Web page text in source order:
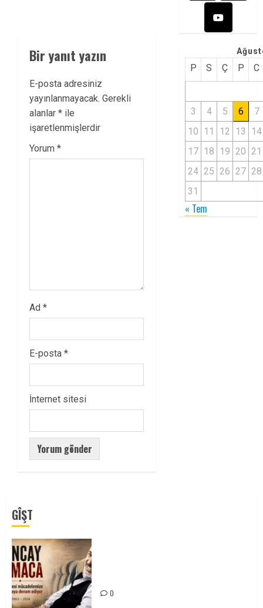
Bir yanıt yazın
E-posta adresiniz
yayınlanmayacak. Gerekli
alanlar * ile
işaretlenmişlerdir
Yorum *
Ad *
E-posta *
İnternet sitesi
P S Ç P C
3 4 5 6
7
10 11 12 13
14
17 18 19 20 21
24 25 26 27 28
31
« Tem
GÎŞT
0